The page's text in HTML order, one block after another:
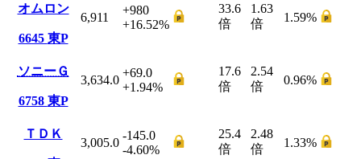
オムロン
6645 東P
6,911
+980
+16.52%
33.6
倍
1.63
倍
1.59%
ソニーＧ
6758 東P
3,634.0
+69.0
+1.94%
17.6
倍
2.54
倍
0.96%
ＴＤＫ
3,005.0
-145.0
-4.60%
25.4
倍
2.48
倍
1.33%